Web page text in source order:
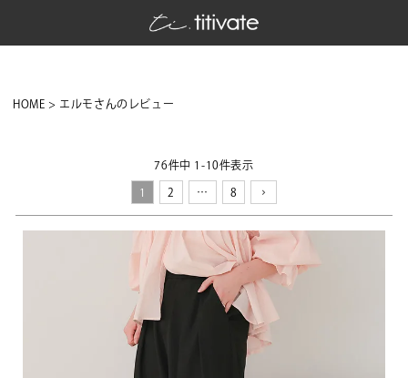
HOME エルモさんのレビュー
76件中 1 -10件表示
1 2 … 8